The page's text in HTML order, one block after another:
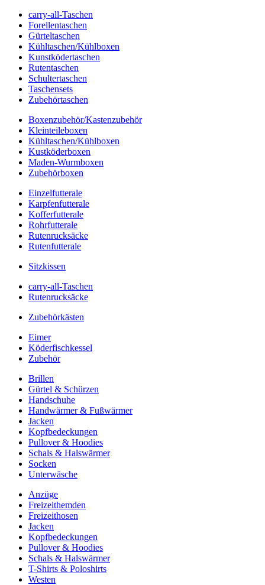
carry-all-Taschen
Forellentaschen
Gürteltaschen
Kühltaschen/Kühlboxen
Kunstködertaschen
Rutentaschen
Schultertaschen
Taschensets
Zubehörtaschen
Boxenzubehör/Kastenzubehör
Kleinteileboxen
Kühltaschen/Kühlboxen
Kustköderboxen
Maden-Wurmboxen
Zubehörboxen
Einzelfutterale
Karpfenfutterale
Kofferfutterale
Rohrfutterale
Rutenrucksäcke
Rutenfutterale
Sitzkissen
carry-all-Taschen
Rutenrucksäcke
Zubehörkästen
Eimer
Köderfischkessel
Zubehör
Brillen
Gürtel & Schürzen
Handschuhe
Handwärmer & Fußwärmer
Jacken
Kopfbedeckungen
Pullover & Hoodies
Schals & Halswärmer
Socken
Unterwäsche
Anzüge
Freizeithemden
Freizeithosen
Jacken
Kopfbedeckungen
Pullover & Hoodies
Schals & Halswärmer
T-Shirts & Poloshirts
Westen